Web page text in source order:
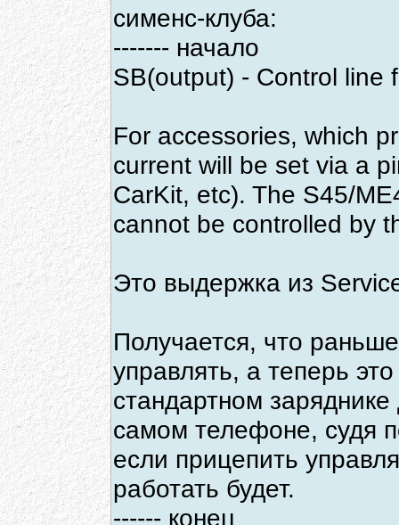
сименс-клуба:
------- начало
SB(output) - Control line
For accessories, which
current will be set via a
CarKit, etc). The S45/
cannot be controlled by
Это выдержка из
Получается, что
управлять, а теперь
стандартном
самом телефоне, судя
если прицепить
работать будет.
------ конец